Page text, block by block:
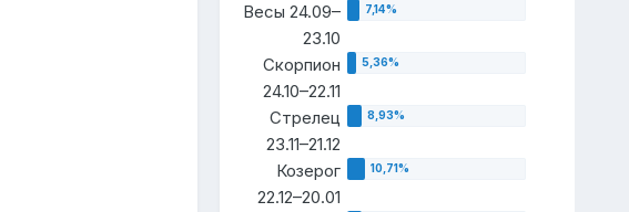
Весы 24.09–
23.10
Скорпион
24.10–22.11
Стрелец
23.11–21.12
Козерог
22.12–20.01